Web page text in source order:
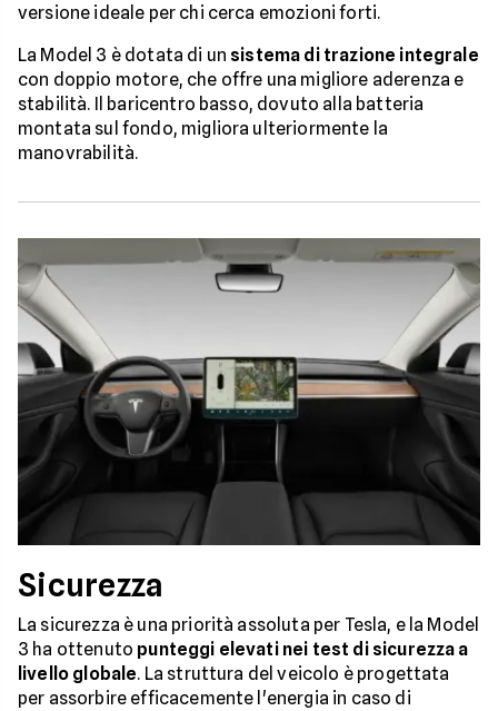
versione ideale per chi cerca emozioni forti.
La Model 3 è dotata di un sistema di trazione integrale
con doppio motore, che offre una migliore aderenza e
stabilità. Il baricentro basso, dovuto alla batteria
montata sul fondo, migliora ulteriormente la
manovrabilità.
Sicurezza
La sicurezza è una priorità assoluta per Tesla, e la Model
3 ha ottenuto punteggi elevati nei test di sicurezza a
livello globale. La struttura del veicolo è progettata
per assorbire efficacemente l'energia in caso di